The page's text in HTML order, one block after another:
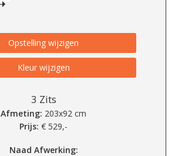
Opstelling wijzigen
Kleur wijzigen
3 Zits
Afmeting: 203x92 cm
Prijs: € 529,-
Naad Afwerking: